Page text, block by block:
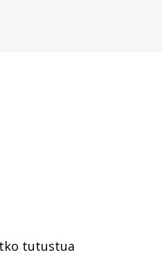
tutustua